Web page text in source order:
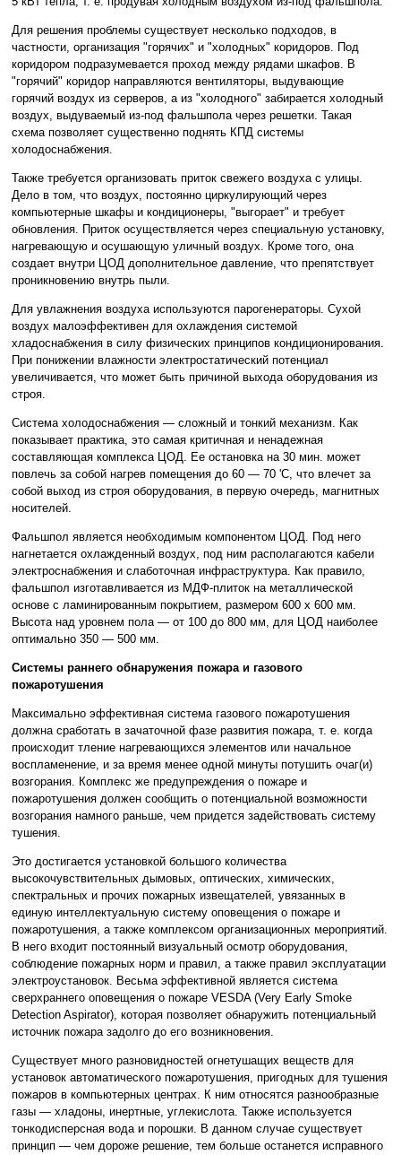
Для решения проблемы существует несколько подходов, в
частности, организация "горячих" и "холодных" коридоров. Под
коридором подразумевается проход между рядами шкафов. В
"горячий" коридор направляются вентиляторы, выдувающие
горячий воздух из серверов, а из "холодного" забирается холодный
воздух, выдуваемый из-под фальшпола через решетки. Такая
схема позволяет существенно поднять КПД системы
холодоснабжения.
Также требуется организовать приток свежего воздуха с улицы.
Дело в том, что воздух, постоянно циркулирующий через
компьютерные шкафы и кондиционеры, "выгорает" и требует
обновления. Приток осуществляется через специальную установку,
нагревающую и осушающую уличный воздух. Кроме того, она
создает внутри ЦОД дополнительное давление, что препятствует
проникновению внутрь пыли.
Для увлажнения воздуха используются парогенераторы. Сухой
воздух малоэффективен для охлаждения системой
хладоснабжения в силу физических принципов кондиционирования.
При понижении влажности электростатический потенциал
увеличивается, что может быть причиной выхода оборудования из
строя.
Система холодоснабжения — сложный и тонкий механизм. Как
показывает практика, это самая критичная и ненадежная
составляющая комплекса ЦОД. Ее остановка на 30 мин. может
повлечь за собой нагрев помещения до 60 — 70 'С, что влечет за
собой выход из строя оборудования, в первую очередь, магнитных
носителей.
Фальшпол является необходимым компонентом ЦОД. Под него
нагнетается охлажденный воздух, под ним располагаются кабели
электроснабжения и слаботочная инфраструктура. Как правило,
фальшпол изготавливается из МДФ-плиток на металлической
основе с ламинированным покрытием, размером 600 х 600 мм.
Высота над уровнем пола — от 100 до 800 мм, для ЦОД наиболее
оптимально 350 — 500 мм.
Системы раннего обнаружения пожара и газового
пожаротушения
Максимально эффективная система газового пожаротушения
должна сработать в зачаточной фазе развития пожара, т. е. когда
происходит тление нагревающихся элементов или начальное
воспламенение, и за время менее одной минуты потушить очаг(и)
возгорания. Комплекс же предупреждения о пожаре и
пожаротушения должен сообщить о потенциальной возможности
возгорания намного раньше, чем придется задействовать систему
тушения.
Это достигается установкой большого количества
высокочувствительных дымовых, оптических, химических,
спектральных и прочих пожарных извещателей, увязанных в
единую интеллектуальную систему оповещения о пожаре и
пожаротушения, а также комплексом организационных мероприятий.
В него входит постоянный визуальный осмотр оборудования,
соблюдение пожарных норм и правил, а также правил эксплуатации
электроустановок. Весьма эффективной является система
сверхраннего оповещения о пожаре VESDA (Very Early Smoke
Detection Aspirator), которая позволяет обнаружить потенциальный
источник пожара задолго до его возникновения.
Существует много разновидностей огнетушащих веществ для
установок автоматического пожаротушения, пригодных для тушения
пожаров в компьютерных центрах. К ним относятся разнообразные
газы — хладоны, инертные, углекислота. Также используется
тонкодисперсная вода и порошки. В данном случае существует
принцип — чем дороже решение, тем больше останется исправного